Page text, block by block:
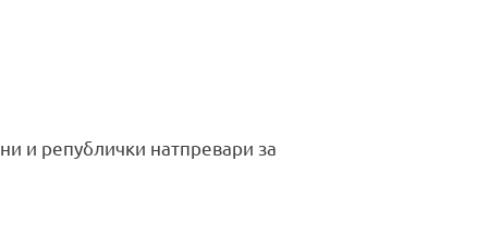
и републички натпревари за